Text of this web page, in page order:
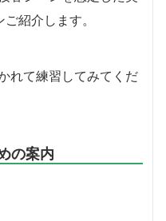
紹介します。
れて練習してみてくだ
の案内